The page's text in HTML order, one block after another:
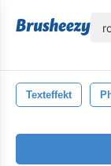
Texteffekt